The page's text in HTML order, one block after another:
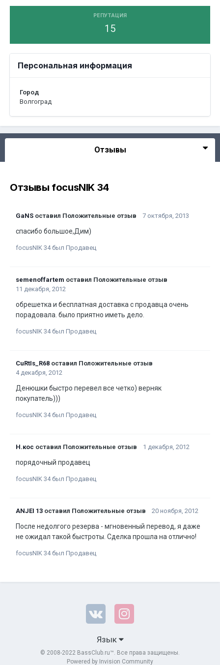
РЕПУТАЦИЯ
15
Персональная информация
Город
Волгоград
Отзывы
Отзывы focusNIK 34
GaNS оставил Положительные отзыв 7 октября, 2013
спасибо большое,Дим)
focusNIK 34 был Продавец
semenoffartem оставил Положительные отзыв
11 декабря, 2012
обрешетка и бесплатная доставка с продавца очень
порадовала. было приятно иметь дело.
focusNIK 34 был Продавец
CuRtIs_R68 оставил Положительные отзыв
4 декабря, 2012
Денюшки быстро перевел все четко) верняк
покупатель)))
focusNIK 34 был Продавец
Н.кос оставил Положительные отзыв 1 декабря, 2012
порядочный продавец
focusNIK 34 был Продавец
ANJEI 13 оставил Положительные отзыв 20 ноября, 2012
После недолгого резерва - мгновенный перевод, я даже
не ожидал такой быстроты. Сделка прошла на отлично!
focusNIK 34 был Продавец
Язык
© 2008-2022 BassClub.ru™. Все права защищены.
Powered by Invision Community